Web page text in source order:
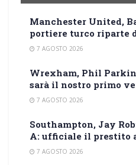
Manchester United,
portiere turco riparte
7 AGOSTO 2026
Wrexham, Phil
sarà il nostro primo
7 AGOSTO 2026
Southampton, Jay
A: ufficiale il prestito
7 AGOSTO 2026